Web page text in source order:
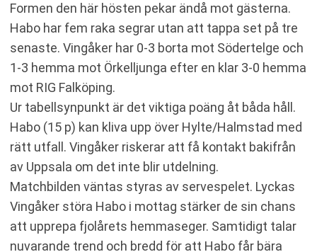
Formen den här hösten pekar ändå mot gästerna.
Habo har fem raka segrar utan att tappa set på tre
senaste. Vingåker har 0-3 borta mot Södertelge och
1-3 hemma mot Örkelljunga efter en klar 3-0 hemma
mot RIG Falköping.
Ur tabellsynpunkt är det viktiga poäng åt båda håll.
Habo (15 p) kan kliva upp över Hylte/Halmstad med
rätt utfall. Vingåker riskerar att få kontakt bakifrån
av Uppsala om det inte blir utdelning.
Matchbilden väntas styras av servespelet. Lyckas
Vingåker störa Habo i mottag stärker de sin chans
att upprepa fjolårets hemmaseger. Samtidigt talar
nuvarande trend och bredd för att Habo får bära